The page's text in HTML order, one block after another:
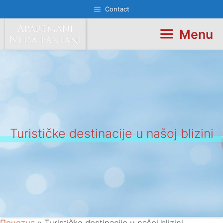
to
content
Contact
Menu
Turističke destinacije u našoj blizini